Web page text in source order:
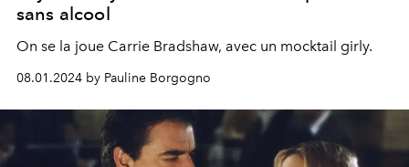
sans alcool
On se la joue Carrie Bradshaw, avec un mocktail girly.
08.01.2024 by Pauline Borgogno